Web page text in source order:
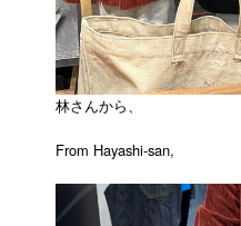
林さんから、
From Hayashi-san,